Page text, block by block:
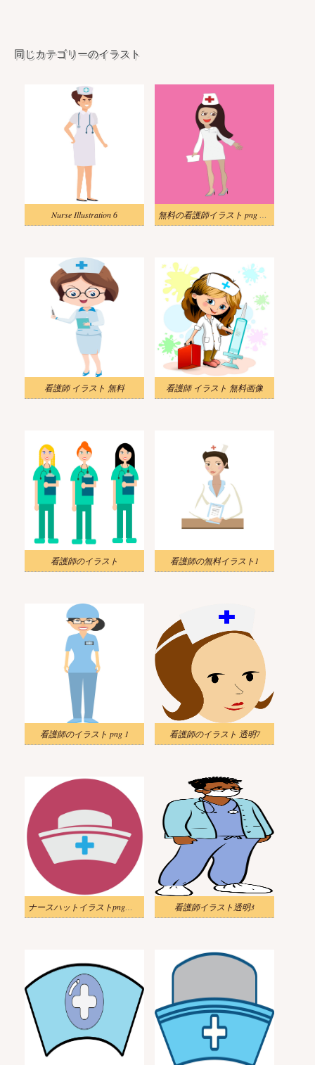
同じカテゴリーのイラスト
Nurse Illustration 6 無料の看護師イラスト png 画像 2
看護師 イラスト 無料 看護師 イラスト 無料画像
看護師のイラスト 看護師の無料イラスト1
看護師のイラスト png 1 看護師のイラスト 透明7
ナースハットイラストpng無料 看護師イラスト透明3